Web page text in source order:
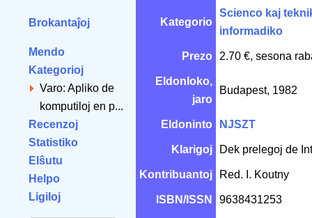
Brokantaĵoj
Mendo
Kategorioj
Varo: Apliko de
komputiloj en p...
Recenzoj
Statistiko
Elŝutu
Helpo
Ligiloj
Kategorio
Scienco kaj
informadiko
Prezo 2.70 €, sesona
Eldonloko,
jaro
Budapest, 1982
Eldoninto NJSZT
Klarigoj Dek prelegoj de
Kontribuantoj Red. I. Koutny
ISBN/ISSN 9638431253